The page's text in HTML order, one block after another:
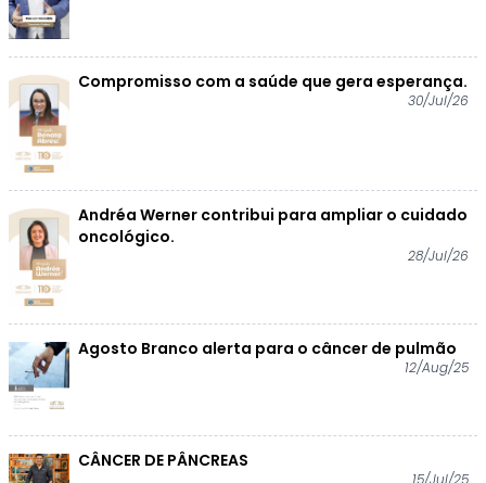
Compromisso com a saúde que gera esperança.
30/Jul/26
Andréa Werner contribui para ampliar o cuidado
oncológico.
28/Jul/26
Agosto Branco alerta para o câncer de pulmão
12/Aug/25
CÂNCER DE PÂNCREAS
15/Jul/25